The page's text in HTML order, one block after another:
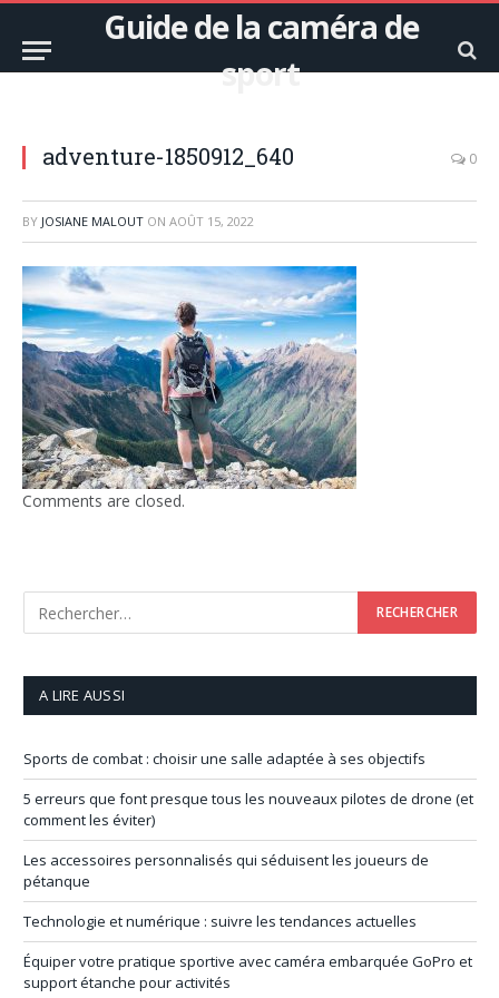
Guide de la caméra de
sport
adventure-1850912_640 0
BY JOSIANE MALOUT ON AOÛT 15, 2022
Comments are closed.
A LIRE AUSSI
Sports de combat : choisir une salle adaptée à ses objectifs
5 erreurs que font presque tous les nouveaux pilotes de drone (et
comment les éviter)
Les accessoires personnalisés qui séduisent les joueurs de
pétanque
Technologie et numérique : suivre les tendances actuelles
Équiper votre pratique sportive avec caméra embarquée GoPro et
support étanche pour activités